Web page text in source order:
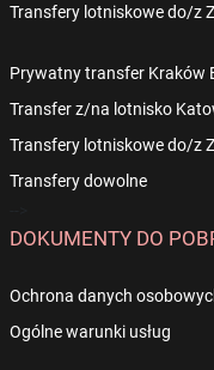
Transfery lotniskowe do/z
Prywatny transfer Kraków
Transfer z/na lotnisko
Transfery lotniskowe do/z
Transfery dowolne
DOKUMENTY DO
Ochrona danych
Ogólne warunki usług